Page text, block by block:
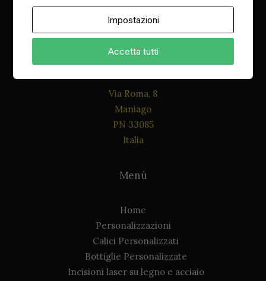
Dove siamo
Via Roma, 8
Maniago
PN 33085
Italia
Menù
Home
Personalizzazioni
Calici Personalizzati
Bottiglie Personalizzate
Incisioni laser su legno e acciaio
Impostazioni
Accetta tutti